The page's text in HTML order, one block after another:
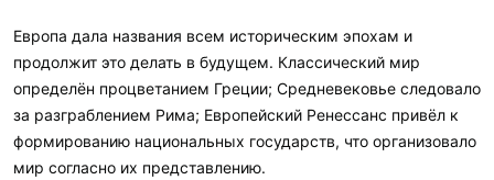
Европа дала названия всем историческим эпохам и
продолжит это делать в будущем. Классический мир
определён процветанием Греции; Средневековье следовало
за разграблением Рима; Европейский Ренессанс привёл к
формированию национальных государств, что организовало
мир согласно их представлению.